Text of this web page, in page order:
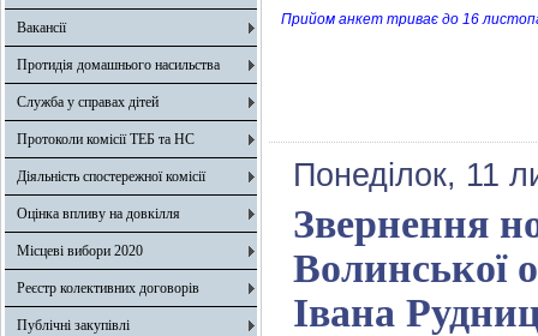
Вакансії
Протидія домашнього насильства
Служба у справах дітей
Протоколи комісії ТЕБ та НС
Діяльність спостережної комісії
Оцінка впливу на довкілля
Місцеві вибори 2020
Реєстр колективних договорів
Публічні закупівлі
Прийом анкет триває до 16
Понеділок, 11
Звернення
Волинської
Івана